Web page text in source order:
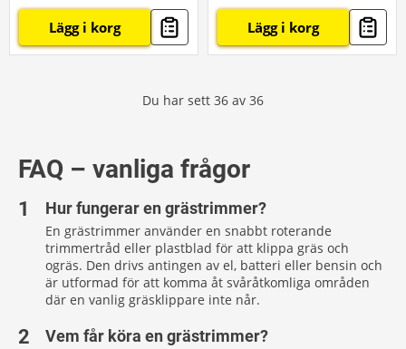
Lägg i korg Lägg i korg
Du har sett 36 av 36
FAQ – vanliga frågor
Hur fungerar en grästrimmer?
En grästrimmer använder en snabbt roterande
trimmertråd eller plastblad för att klippa gräs och
ogräs. Den drivs antingen av el, batteri eller bensin och
är utformad för att komma åt svåråtkomliga områden
där en vanlig gräsklippare inte når.
Vem får köra en grästrimmer?